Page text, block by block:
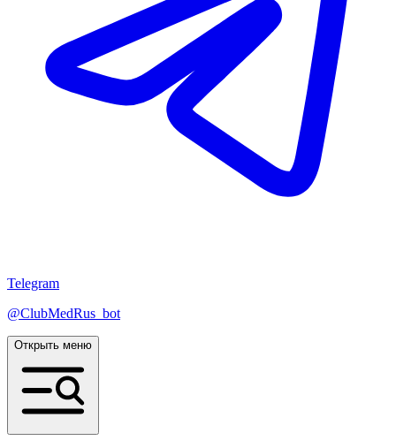
Telegram
@ClubMedRus_bot
Открыть меню